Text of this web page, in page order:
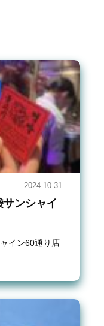
2024.10.31
サンシャイ
イン60通り店